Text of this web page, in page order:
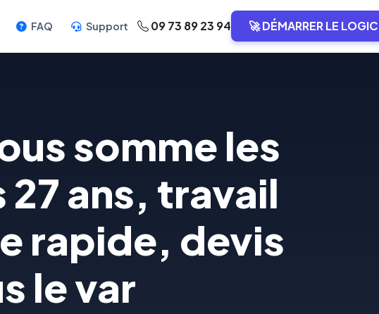
FAQ Support 09 73 89 23 94 🚀 DÉMARRER LE
somme les
ans, travail
rapide, devis
le var